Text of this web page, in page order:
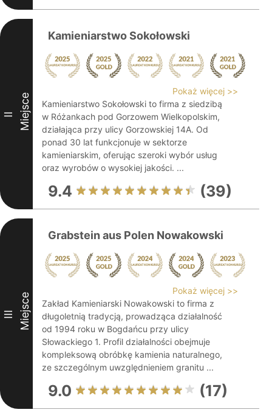
II Miejsce
Kamieniarstwo Sokołowski
Pokaż więcej >>
Kamieniarstwo Sokołowski to firma z siedzibą
w Różankach pod Gorzowem Wielkopolskim,
działająca przy ulicy Gorzowskiej 14A. Od
ponad 30 lat funkcjonuje w sektorze
kamieniarskim, oferując szeroki wybór usług
oraz wyrobów o wysokiej jakości. ...
9.4 (39)
III Miejsce
Grabstein aus Polen Nowakowski
Pokaż więcej >>
Zakład Kamieniarski Nowakowski to firma z
długoletnią tradycją, prowadząca działalność
od 1994 roku w Bogdańcu przy ulicy
Słowackiego 1. Profil działalności obejmuje
kompleksową obróbkę kamienia naturalnego,
ze szczególnym uwzględnieniem granitu ...
9.0 (17)